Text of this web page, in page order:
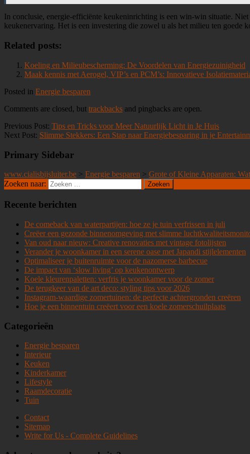
In conclusie, energie-efficiënte keukeninrichting is een win-win situatie.
keukenervaring. Het is een investering die zowel u als het milieu ten goede
Related posts:
Koeling en Milieubescherming: De Voordelen van Energiezuinigheid
Maak kennis met Aerogel, VIP’s en PCM’s: Innovatieve
Posted in Energie besparen
Comments are closed, but trackbacks and pingbacks are open.
Previous Post: Tips en Tricks voor Meer Natuurlijk Licht in Je Huis
Next Post: Slimme Stekkers: Een Stap naar Energiebesparing in je
Primary Sidebar
www.cialisbijsluiter.be > Energie besparen > Grote of Kleine Apparaten:
Zoeken naar:
Recente berichten
De comeback van waterpartijen: hoe ze je tuin verfrissen in juli
Creëer een gezonde binnenomgeving met slimme
Van oud naar nieuw: Creative renovaties met vintage fotolijsten
Verander je woonkamer in een serene oase met Japandi stijlelementen
Optimaliseer je buitenruimte voor de nazomerse barbecue
De impact van ‘slow living’ op keukenontwerp
Koele kleurenpaletten: verfris je woonkamer voor de zomer
De terugkeer van de art deco: styling tips voor 2026
Instagram-waardige zomertuinen: de perfecte achtergronden creëren
Hoe je een binnentuin creëert voor een koele zomerschuilplaats
Categorieën
Energie besparen
Interieur
Keuken
Kinderkamer
Lifestyle
Raamdecoratie
Tuin
Contact
Sitemap
Write for Us - Complete Guidelines